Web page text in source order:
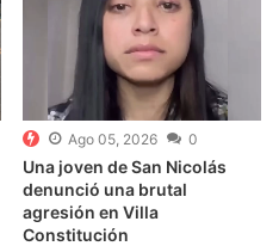
Ago 05, 2026 0
Una joven de San Nicolás
denunció una brutal
agresión en Villa
Constitución